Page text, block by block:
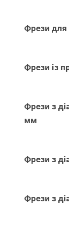
Фрези для
Фрези із
Фрези з
мм
Фрези з
Фрези з